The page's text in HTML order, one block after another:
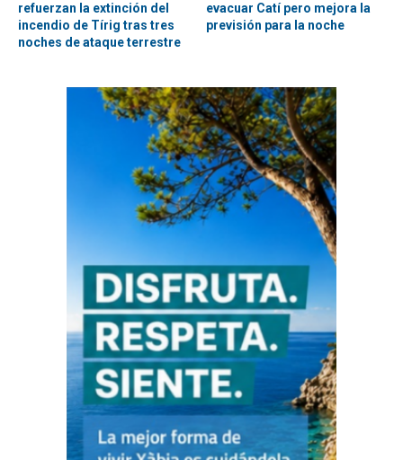
refuerzan la extinción del
incendio de Tírig tras tres
noches de ataque terrestre
evacuar Catí pero mejora la
previsión para la noche